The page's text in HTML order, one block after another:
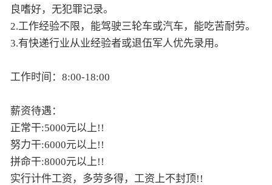
良嗜好，无犯罪记录。
2.工作经验不限，能驾驶三轮车或汽车，能吃苦耐劳。
3.有快递行业从业经验者或退伍军人优先录用。
工作时间：8:00-18:00
薪资待遇：
正常干:5000元以上!!
努力干:6000元以上!!
拼命干:8000元以上!!
实行计件工资，多劳多得，工资上不封顶!!